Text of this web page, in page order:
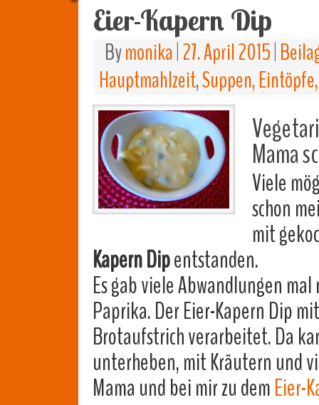
Eier-Kapern Dip
Bymonika 27. April 2015
Hauptmahlzeit,Suppen,
Mama
Viele
schon
mit
Kapern Dipentstanden.
Es gab viele Abwandlungen
Paprika. Der Eier-Kapern Dip
Brotaufstrich verarbeitet. Da
unterheben, mit Kräutern und
Mama und bei mir zu demEier-